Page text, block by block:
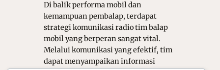
Di balik performa mobil dan
kemampuan pembalap, terdapat
strategi komunikasi radio tim balap
mobil yang berperan sangat vital.
Melalui komunikasi yang efektif, tim
dapat menyampaikan informasi